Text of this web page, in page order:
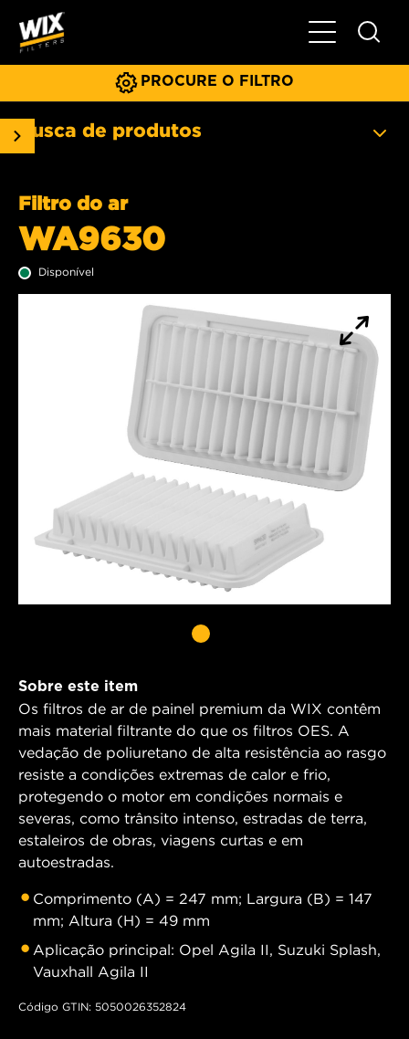
Menu
PROCURE O FILTRO
Busca de produtos
Filtro do ar
WA9630
Disponível
Sobre este item
Os filtros de ar de painel premium da WIX contêm
mais material filtrante do que os filtros OES. A
vedação de poliuretano de alta resistência ao rasgo
resiste a condições extremas de calor e frio,
protegendo o motor em condições normais e
severas, como trânsito intenso, estradas de terra,
estaleiros de obras, viagens curtas e em
autoestradas.
Comprimento (A) = 247 mm; Largura (B) = 147
mm; Altura (H) = 49 mm
Aplicação principal: Opel Agila II, Suzuki Splash,
Vauxhall Agila II
Código GTIN: 5050026352824